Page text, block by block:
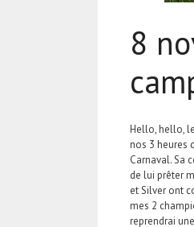
8
Hello, hello,
nos 3 heures
Carnaval. Sa
de lui prêter
et Silver ont
mes 2
reprendrai